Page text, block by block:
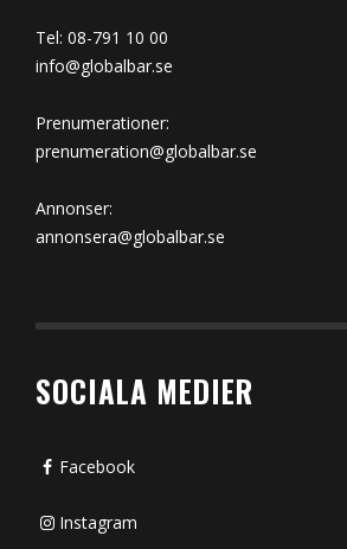
Tel: 08-791 10 00
info@globalbar.se
Prenumerationer:
prenumeration@globalbar.se
Annonser:
annonsera@globalbar.se
SOCIALA MEDIER
Facebook
Instagram